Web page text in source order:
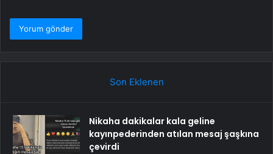
Son Eklenen
Nikaha dakikalar kala geline
kayınpederinden atılan mesaj şaşkına
çevirdi